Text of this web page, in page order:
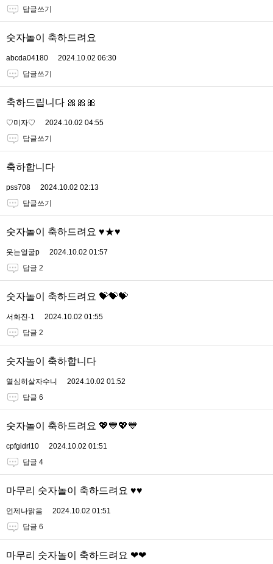
답글쓰기
숫자놀이 축하드려요
abcda04180
2024.10.02 06:30
답글쓰기
축하드립니다 🎀🎀🎀
♡미자♡
2024.10.02 04:55
답글쓰기
축하합니다
pss708
2024.10.02 02:13
답글쓰기
숫자놀이 축하드려요 ♥★♥
웃는얼굴p
2024.10.02 01:57
답글 2
숫자놀이 축하드려요 💝💝💝
서화진-1
2024.10.02 01:55
답글 2
숫자놀이 축하합니다
열심히살자수니
2024.10.02 01:52
답글 6
숫자놀이 축하드려요 💖💙💖💙
cpfgidrl10
2024.10.02 01:51
답글 4
마무리 숫자놀이 축하드려요 ♥♥
언제나맑음
2024.10.02 01:51
답글 6
마무리 숫자놀이 축하드려요 ❤❤